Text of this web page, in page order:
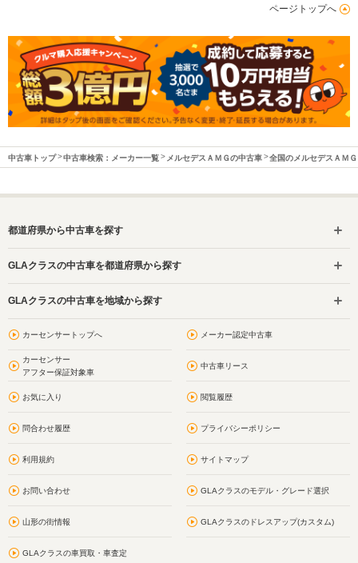
ページトップへ
中古車トップ 中古車検索：メーカー一覧 メルセデスＡＭＧの中古車 全国のメルセデスＡＭＧ
都道府県から中古車を探す
GLAクラスの中古車を都道府県から探す
GLAクラスの中古車を地域から探す
カーセンサートップへ メーカー認定中古車
カーセンサー
アフター保証対象車
中古車リース
お気に入り 閲覧履歴
問合わせ履歴 プライバシーポリシー
利用規約 サイトマップ
お問い合わせ GLAクラスのモデル・グレード選択
山形の街情報 GLAクラスのドレスアップ(カスタム)
GLAクラスの車買取・車査定